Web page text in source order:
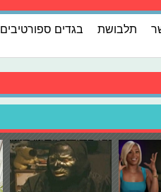
תלבושת בגדים ספורטיבים